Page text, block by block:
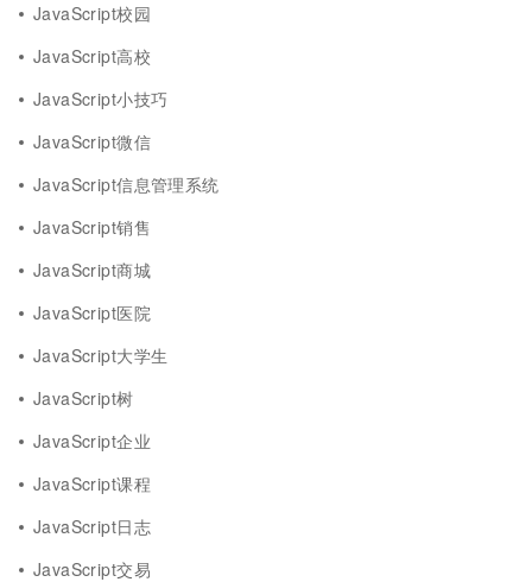
JavaScript校园
JavaScript高校
JavaScript小技巧
JavaScript微信
JavaScript信息管理系统
JavaScript销售
JavaScript商城
JavaScript医院
JavaScript大学生
JavaScript树
JavaScript企业
JavaScript课程
JavaScript日志
JavaScript交易